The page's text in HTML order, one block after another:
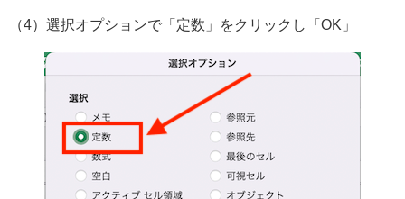
（4）選択オプションで「定数」をクリックし「OK」